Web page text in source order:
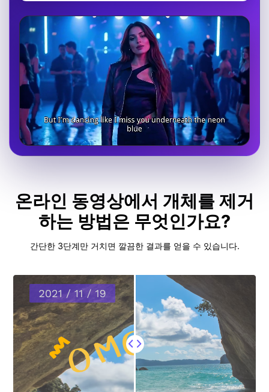
온라인 동영상에서 개체를 제거
하는 방법은 무엇인가요?
간단한 3단계만 거치면 깔끔한 결과를 얻을 수 있습니다.